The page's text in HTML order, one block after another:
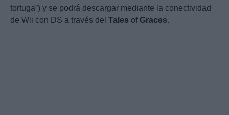
tortuga”) y se podrá descargar mediante la conectividad
de Wii con DS a través del Tales of Graces.